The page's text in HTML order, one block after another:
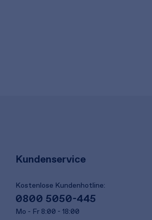
Kundenservice
Kostenlose Kundenhotline:
0800 5050-445
Mo - Fr 8:00 - 18:00